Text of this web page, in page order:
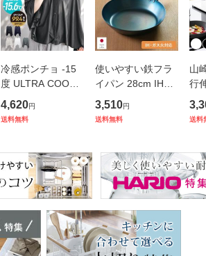
冷感ポンチョ -15
度 ULTRA COOL
UV PONCHO SOL
LESS UVカット JI
冷感 抗菌 防臭 フ
ード付き スポー
4,620円
送料無料
使いやすい鉄フラ
イパン 28cm IH対
応 こだわり職人 日
本製 藤田金属 （
パン フライパン 炒
め鍋 ハー
3,510円
送料無料
山
行
ー
ン
ー
コ
送料